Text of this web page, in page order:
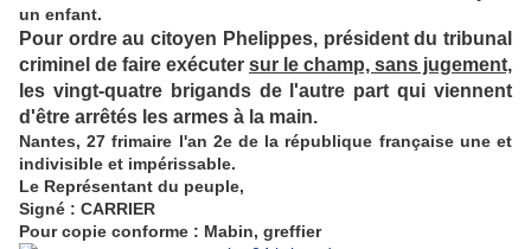
un enfant.
Pour ordre au citoyen Phelippes, président du tribunal
criminel de faire exécuter sur le champ, sans jugement,
les vingt-quatre brigands de l'autre part qui viennent
d'être arrêtés les armes à la main.
Nantes, 27 frimaire l'an 2e de la république française une et
indivisible et impérissable.
Le Représentant du peuple,
Signé : CARRIER
Pour copie conforme : Mabin, greffier